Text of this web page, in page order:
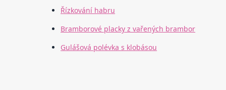
Řízkování habru
Bramborové placky z vařených brambor
Gulášová polévka s klobásou